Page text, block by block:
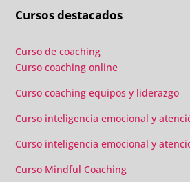
correcta.
Cursos destacados
Curso de coaching
Curso coaching online
Curso coaching equipos y liderazgo
Curso inteligencia emocional y
Curso inteligencia emocional y
Curso Mindful Coaching